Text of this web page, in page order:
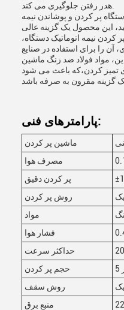
پر کردن و پوشاندن نیمه
این محصول یک گزینه عالی
نیمه اتوماتیک دستگاه،
آن را برای استفاده در صنایع
مواد فولاد ضد زنگ ماشین
تمیز کردن،که باعث می شود
پارامترهای فنی:
ماشین پر کردن
مصرف هوا
پر کردن دقیق
روش پر کردن
مواد
فشار هوا
حداکثر سرعت
حجم پر کردن
روش سقف
منبع برق